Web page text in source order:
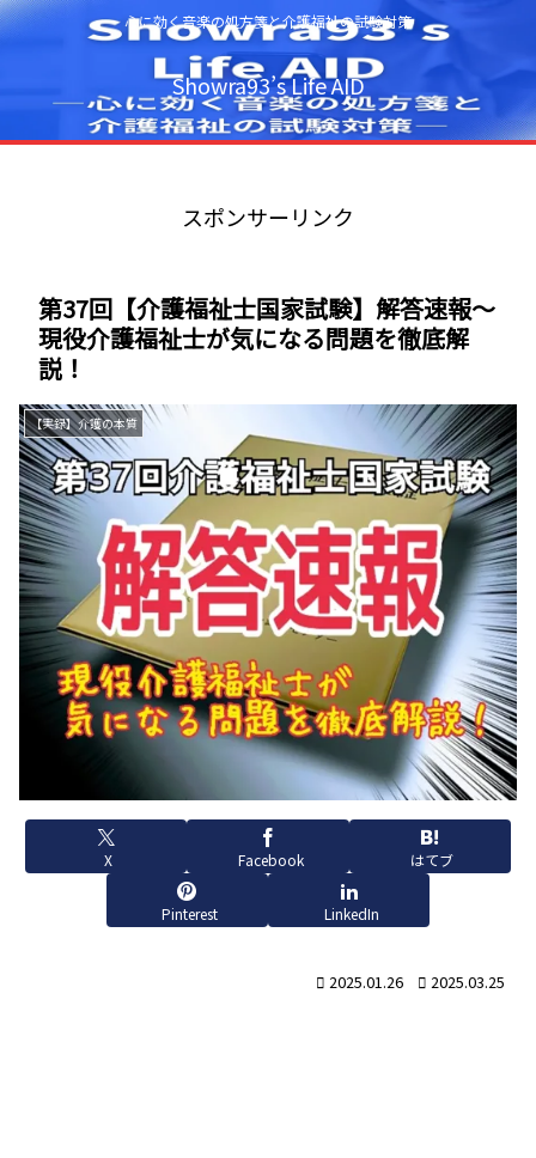
心に効く音楽の処方箋と介護福祉の試験対策
Showra93’s Life AID
スポンサーリンク
第37回【介護福祉士国家試験】解答速報～
現役介護福祉士が気になる問題を徹底解
説！
【実録】介護の本質
X Facebook はてブ
Pinterest LinkedIn
2025.01.26 2025.03.25